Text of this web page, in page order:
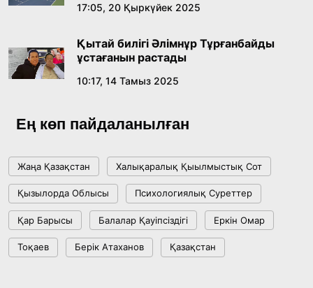
Жасанды интеллект: адамзаттың көмекшісі
18:16, 20 Шілде 2026
жетістіктері мен даму бағыты
Мемлекет басшысы Көбейтұз көлінің жай-
күйіне назар аударды
18:22, 17 Шілде 2026
17:05, 20 Қыркүйек 2025
Қытай билігі Әлімнұр Тұрғанбайды
ұстағанын растады
10:17, 14 Тамыз 2025
Ең көп пайдаланылған
Жаңа Қазақстан Халықаралық Қыылмыстық Сот
Қызылорда Облысы Психологиялық Суреттер
Қар Барысы Балалар Қауіпсіздігі Еркін Омар
Тоқаев Берік Атаханов Қазақстан